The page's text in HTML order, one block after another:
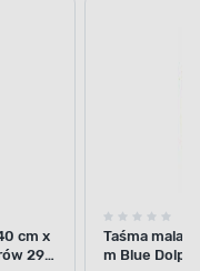
cm x
29
Taśma
m Blue